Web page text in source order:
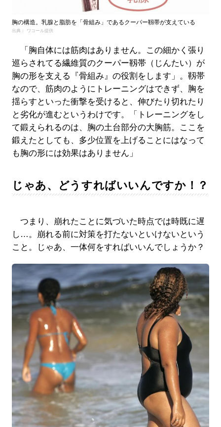
胸の構造。乳腺と脂肪を「骨組み」であるクーパー靱帯が支えている
出典： ワコール提供
「胸自体には筋肉はありません。この細かく張り
巡らされてる繊維質のクーパー靱帯（じんたい）が
胸の形を支える『骨組み』の役割をします」。靱帯
なので、筋肉のようにトレーニングはできず、胸を
揺らすといった衝撃を受けると、伸びたり切れたり
と劣化が進むというわけです。「トレーニングをし
て鍛えられるのは、胸の土台部分の大胸筋。ここを
鍛えたとしても、多少位置を上げることにはなって
も胸の形には効果はありません」
じゃあ、どうすればいいんですか！？
つまり、崩れたことに気づいた時点では時既に遅
し…。崩れる前に対策を打たないといけないという
こと。じゃあ、一体何をすればいいんでしょうか？